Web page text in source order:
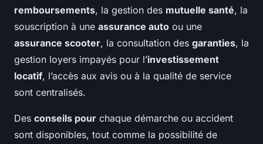
remboursements, la gestion des mutuelle santé, la
souscription à une assurance auto ou une
assurance scooter, la consultation des garanties, la
gestion loyers impayés pour l’investissement
locatif, l’accès aux avis ou à la qualité de service
sont centralisés.
Des conseils pour chaque démarche ou accident
sont disponibles, tout comme la possibilité de